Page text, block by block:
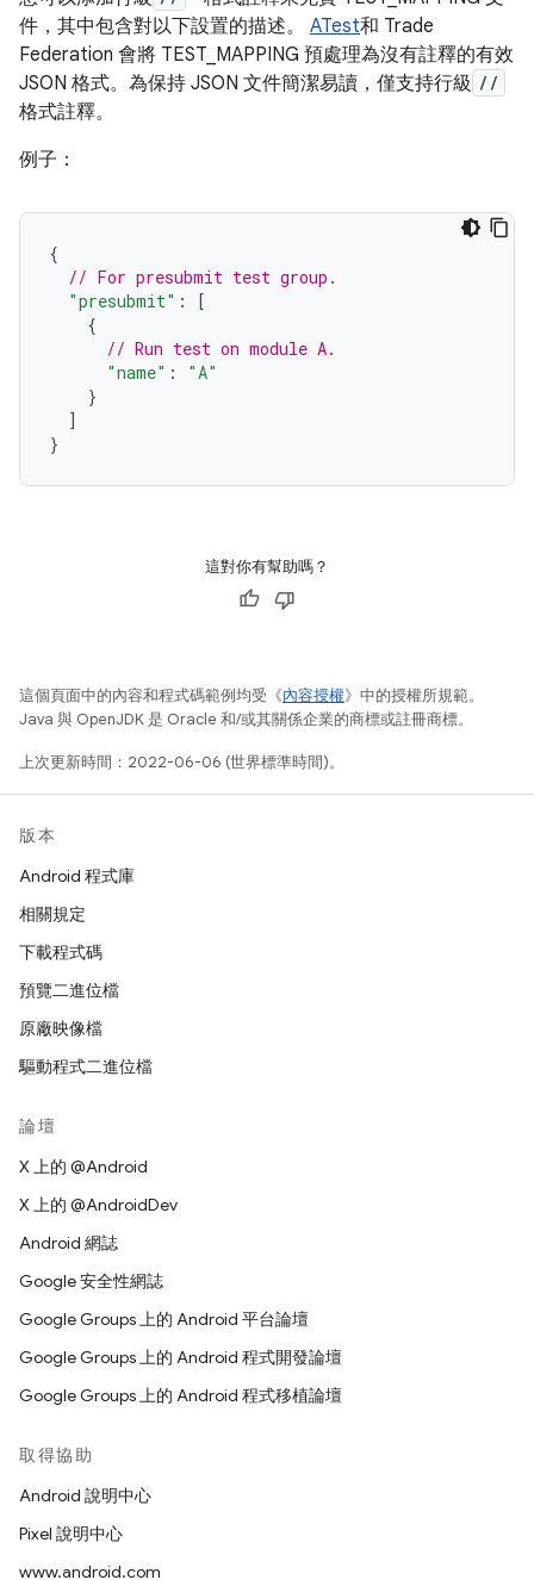
件，其中包含對以下設置的描述。 ATest和 Trade
Federation 會將 TEST_MAPPING 預處理為沒有註釋的有效
JSON 格式。為保持 JSON 文件簡潔易讀，僅支持行級 //
格式註釋。
例子：
{
// For presubmit test group.
"presubmit" :
[
{
// Run test on module A.
"name" :
"A"
}
]
}
這對你有幫助嗎？
這個頁面中的內容和程式碼範例均受《內容授權》中的授權所規範。
Java 與 OpenJDK 是 Oracle 和/或其關係企業的商標或註冊商標。
上次更新時間：2022-06-06 (世界標準時間)。
版本
Android 程式庫
相關規定
下載程式碼
預覽二進位檔
原廠映像檔
驅動程式二進位檔
論壇
X 上的 @Android
X 上的 @AndroidDev
Android 網誌
Google 安全性網誌
Google Groups 上的 Android 平台論壇
Google Groups 上的 Android 程式開發論壇
Google Groups 上的 Android 程式移植論壇
取得協助
Android 說明中心
Pixel 說明中心
www.android.com